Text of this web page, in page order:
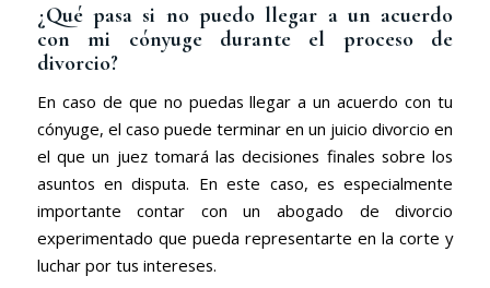
¿Qué pasa si no puedo llegar a un acuerdo
con mi cónyuge durante el proceso de
divorcio?
En caso de que no puedas llegar a un acuerdo con tu
cónyuge, el caso puede terminar en un juicio divorcio en
el que un juez tomará las decisiones finales sobre los
asuntos en disputa. En este caso, es especialmente
importante contar con un abogado de divorcio
experimentado que pueda representarte en la corte y
luchar por tus intereses.